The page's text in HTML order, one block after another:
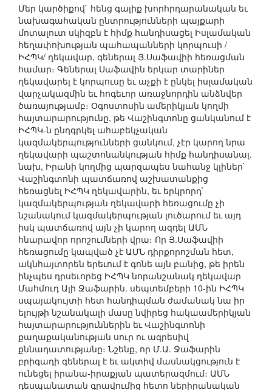
Մեր կարծիքով` հենց գալիք խորհրդարանական եւ
նախագահական ընտրությունների պայքարի
մոտալուտ սկիզբն է հիմք հանդիսացել Իսլամական
հեղափոխության պահապանների կորպուսի /
ԻՀՊԿ/ ղեկավար, գեներալ Յ.Սաֆավիի հեռացման
համար։ Գեներալ Սաֆավին երկար տարիներ
ղեկավարել է կորպուսը եւ աչքի է ընկել իսլամական
վարչակազմին եւ հոգեւոր առաջնորդին անձնվեր
ծառայությամբ։ Օգոստոսին ամերիկյան կողմի
հայտարարությունը, թե Վաշինգտոնը ցանկանում է
ԻՀՊԿ-ն ընդգրկել ահաբեկչական
կազմակերպությունների ցանկում, չէր կարող նրա
ղեկավարի պաշտոնանկության հիմք հանդիսանալ.
նախ, Իրանի կողմից պարզապես նահանջ կլիներ`
Վաշինգտոնի պատճառով աշխատանքից
հեռացնել ԻՀՊԿ ղեկավարին, եւ երկրորդ`
կազմակերպության ղեկավարի հեռացումը չի
նշանակում կազմակերպության լուծարում եւ այդ
իսկ պատճառով այն չի կարող ազդել ԱՄՆ
հնարավոր որոշումների վրա։ Որ Յ.Սաֆավիի
հեռացումը կապված չէ ԱՄՆ դիրքորոշման հետ,
ակնհայտորեն երեւում է գոնե այն բանից, թե իրեն
ինչպես դրսեւորեց ԻՀՊԿ նորանշանակ ղեկավար
Մահմուդ Ալի Ջաֆարին. սեպտեմբերի 10-ին ԻՀՊԿ
սպայակույտի հետ հանդիպման ժամանակ նա իր
ելույթի նշանակալի մասը նվիրեց հակաամերիկյան
հայտարարություններին եւ Վաշինգտոնի
քաղաքականության սուր ու ագրեսիվ
քննադատությանը։ Նշենք, որ Մ.Ա. Ջաֆարին
բրիգադի գեներալ է եւ ակտիվ մասնակցություն է
ունեցել իրանա-իրաքյան պատերազմում։ ԱՄՆ
դեսպանատան գրավումից հետո ներիրանական